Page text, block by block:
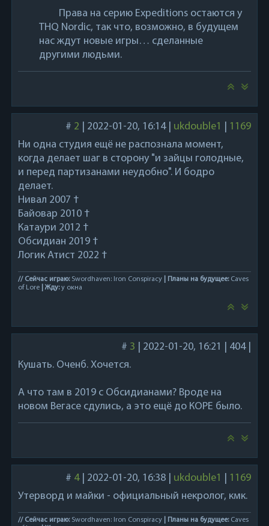
Права на серию Expeditions остаются у
THQ Nordic, так что, возможно, в будущем
нас ждут новые игры… сделанные
другими людьми.
# 2 2022-01-20, 16:14 ukdouble1
1169
Ни одна студия ещё не распознала момент,
когда делает шаг в сторону "и зайцы голодные,
и перед партизанами неудобно". И бодро
делает.
Нивал 2007 †
Байовар 2010 †
Катаури 2012 †
Обсидиан 2019 †
Логик Атист 2022 †
// Сейчас играю:Swordhaven: Iron Conspiracy | Планы на будущее:Caves
of Lore
| Жду:у окна
# 3 2022-01-20, 16:21 404|
Кушать. Оченб. Хочется.
А что там в 2019 с Обсидианами? Вроде на
новом Вегасе сдулись, а это ещё до КОРЕ было.
# 4| 2022-01-20, 16:38 ukdouble1
1169
Утерворд и майки - официальный некролог, кмк.
// Сейчас играю:Swordhaven: Iron Conspiracy | Планы на будущее:Caves